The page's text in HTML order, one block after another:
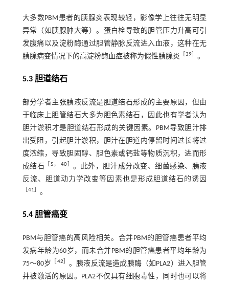
大多数PBM患者的胰腺炎表现较轻，影像学上往往无明显
异常（如胰腺肿大等）。蛋白栓导致的胆管压力升高可引
发腹痛以及淀粉酶通过胆管静脉反流进入血液，这种在无
胰腺病变情况下的高淀粉酶血症被称为假性胰腺炎 ［39］ 。
5.3 胆道结石
部分学者主张胰液反流是胆道结石形成的主要原因，但由
于临床上胆管结石大多为胆色素结石，因此也有学者认为
胆汁淤积才是胆道结石形成的关键因素。PBM导致胆汁排
出受阻，引起胆汁淤积，胆汁在胆道内停留时间过长将过
度浓缩，导致胆固醇、胆色素或钙盐等物质沉积，进而形
成结石
［5，40］ 。此外，胆汁成分改变、细菌感染、胰液
反流、胆道动力学改变等因素也是形成胆道结石的诱因
［41］ 。
5.4 胆管癌变
PBM与胆管癌的高风险相关。合并PBM的胆管癌患者平均
发病年龄为60岁，而未合并PBM的胆管癌患者平均年龄为
75～80岁
［42］ 。胰液反流是造成胰酶（如PLA2）进入胆管
并被激活的原因。PLA2不仅具有细胞毒性，同时也可以将